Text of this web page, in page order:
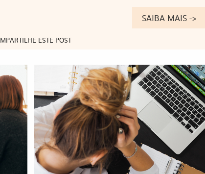
ESTE POST
SAIBA MAIS ->